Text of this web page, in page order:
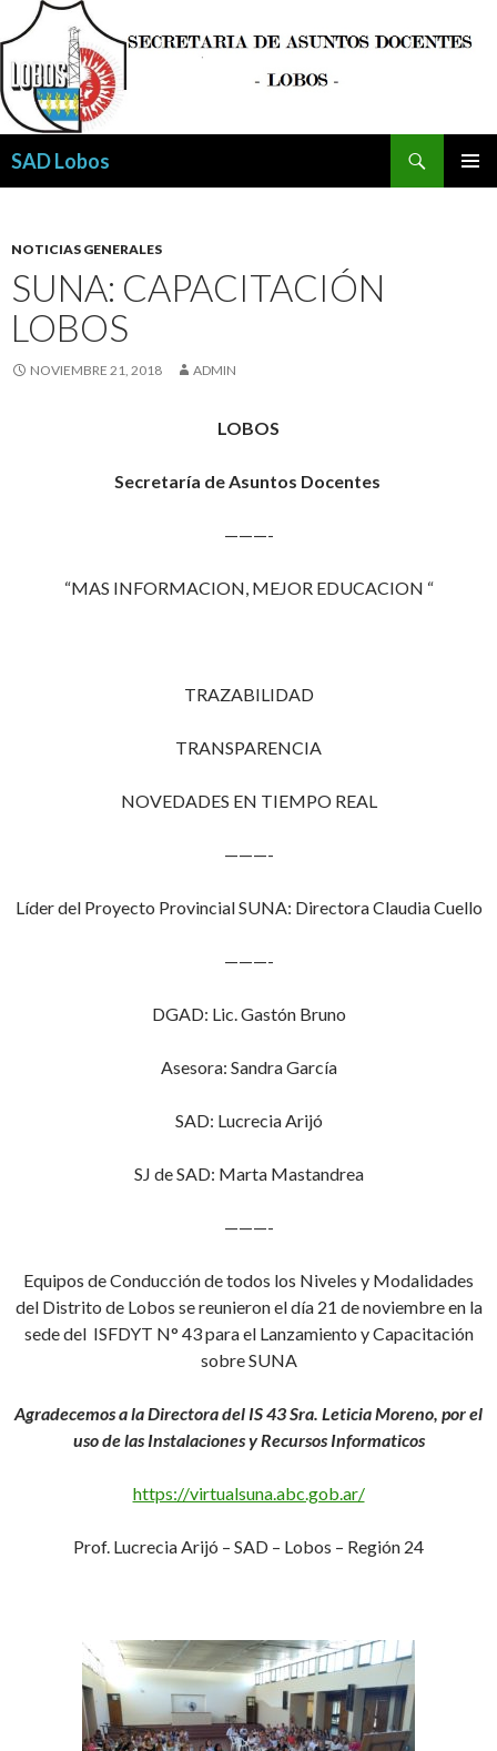
SAD Lobos
NOTICIAS GENERALES
SUNA: CAPACITACIÓN
LOBOS
NOVIEMBRE 21, 2018 ADMIN
LOBOS
Secretaría de Asuntos Docentes
———-
“MAS INFORMACION, MEJOR EDUCACION “
TRAZABILIDAD
TRANSPARENCIA
NOVEDADES EN TIEMPO REAL
———-
Líder del Proyecto Provincial SUNA: Directora Claudia Cuello
———-
DGAD: Lic. Gastón Bruno
Asesora: Sandra García
SAD: Lucrecia Arijó
SJ de SAD: Marta Mastandrea
———-
Equipos de Conducción de todos los Niveles y Modalidades
del Distrito de Lobos se reunieron el día 21 de noviembre en la
sede del ISFDYT N° 43 para el Lanzamiento y Capacitación
sobre SUNA
Agradecemos a la Directora del IS 43 Sra. Leticia Moreno, por el
uso de las Instalaciones y Recursos Informaticos
https://virtualsuna.abc.gob.ar/
Prof. Lucrecia Arijó – SAD – Lobos – Región 24